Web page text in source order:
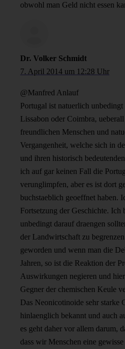
obwohl man Geld nicht essen
Dr. Volker Schmidt
7. April 2014 um 12:28 Uhr
@Manfred Anlauf
Portugal ist natuerlich
Lissabon oder Coimbra,
freundlichen Menschen und
Vergangenheit, welche sich in
und ihren historisch
ich auf gar keinen Fall die
verunglimpfen, aber es ist dort
buchstaeblich geoeffnet haben.
Fortsetzung der Geschichte.
unbedingt darauf draengen
der Landwirtschaft zu
geworden und wenn man die
Jahren, so ist die Reaktion der
Auswirkungen negieren und
Gegner der chemischen Keule
Das Neonicotinoide sehr starke
hinlaenglich bekannt und auch
es geht daher vor allem darum,
dass wir Menschen eine